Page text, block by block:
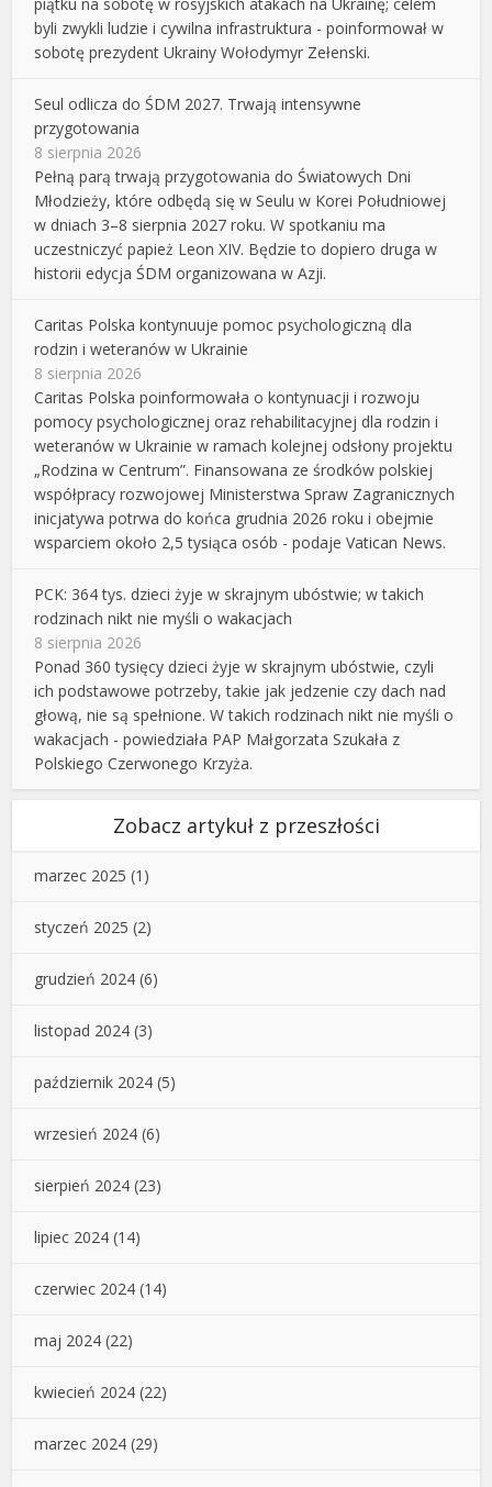
piątku na sobotę w rosyjskich atakach na Ukrainę; celem
byli zwykli ludzie i cywilna infrastruktura - poinformował w
sobotę prezydent Ukrainy Wołodymyr Zełenski.
Seul odlicza do ŚDM 2027. Trwają intensywne
przygotowania
8 sierpnia 2026
Pełną parą trwają przygotowania do Światowych Dni
Młodzieży, które odbędą się w Seulu w Korei Południowej
w dniach 3–8 sierpnia 2027 roku. W spotkaniu ma
uczestniczyć papież Leon XIV. Będzie to dopiero druga w
historii edycja ŚDM organizowana w Azji.
Caritas Polska kontynuuje pomoc psychologiczną dla
rodzin i weteranów w Ukrainie
8 sierpnia 2026
Caritas Polska poinformowała o kontynuacji i rozwoju
pomocy psychologicznej oraz rehabilitacyjnej dla rodzin i
weteranów w Ukrainie w ramach kolejnej odsłony projektu
„Rodzina w Centrum”. Finansowana ze środków polskiej
współpracy rozwojowej Ministerstwa Spraw Zagranicznych
inicjatywa potrwa do końca grudnia 2026 roku i obejmie
wsparciem około 2,5 tysiąca osób - podaje Vatican News.
PCK: 364 tys. dzieci żyje w skrajnym ubóstwie; w takich
rodzinach nikt nie myśli o wakacjach
8 sierpnia 2026
Ponad 360 tysięcy dzieci żyje w skrajnym ubóstwie, czyli
ich podstawowe potrzeby, takie jak jedzenie czy dach nad
głową, nie są spełnione. W takich rodzinach nikt nie myśli o
wakacjach - powiedziała PAP Małgorzata Szukała z
Polskiego Czerwonego Krzyża.
Zobacz artykuł z przeszłości
marzec 2025 (1)
styczeń 2025 (2)
grudzień 2024 (6)
listopad 2024 (3)
październik 2024 (5)
wrzesień 2024 (6)
sierpień 2024 (23)
lipiec 2024 (14)
czerwiec 2024 (14)
maj 2024 (22)
kwiecień 2024 (22)
marzec 2024 (29)